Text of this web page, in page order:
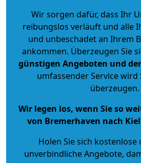
Wir sorgen dafür, dass Ihr
reibungslos verläuft und alle
und unbeschadet an Ihrem
ankommen. Überzeugen Sie
günstigen Angeboten und
umfassender Service
überzeugen.
Wir legen los, wenn Sie so
von Bremerhaven nach
Holen Sie sich
unverbindliche Angebote,